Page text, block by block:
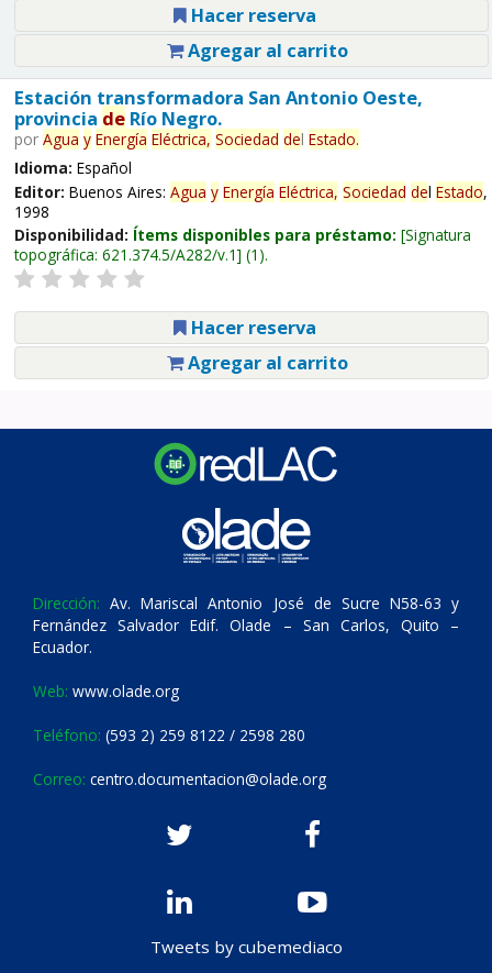
Hacer reserva
Agregar al carrito
Estación transformadora San Antonio Oeste,
provincia deRío Negro.
por Agua y Energía Eléctrica, Sociedad del Estado.
Idioma: Español
Editor: Buenos Aires: Agua y Energía Eléctrica, Sociedad del Estado,
1998
Disponibilidad: Ítems disponibles para préstamo: Signatura
topográfica: 621.374.5/A282/v.1 (1).
Hacer reserva
Agregar al carrito
Dirección: Av. Mariscal Antonio José de Sucre N58-63 y
Fernández Salvador Edif. Olade – San Carlos, Quito –
Ecuador.
Web: www.olade.org
Teléfono: (593 2) 259 8122 / 2598 280
Correo: centro.documentacion@olade.org
Tweets by cubemediaco